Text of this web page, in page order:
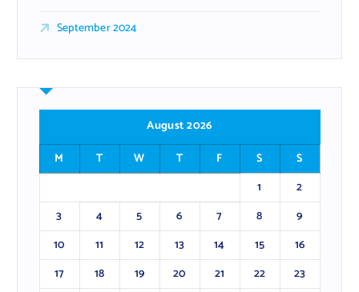
September 2024
August 2026
M
T W T F S
S
1
2
3
4 5 6 7 8
9
10
11 12 13 14 15
16
17
18 19 20 21 22
23